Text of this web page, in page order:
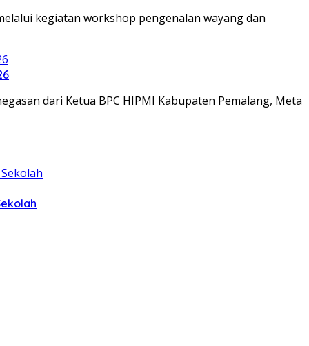
kegiatan workshop pengenalan wayang dan
dari Ketua BPC HIPMI Kabupaten Pemalang, Meta